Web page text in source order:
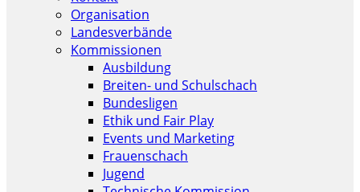
Organisation
Landesverbände
Kommissionen
Ausbildung
Breiten- und Schulschach
Bundesligen
Ethik und Fair Play
Events und Marketing
Frauenschach
Jugend